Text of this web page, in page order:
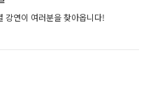
강연이 여러분을 찾아옵니다!